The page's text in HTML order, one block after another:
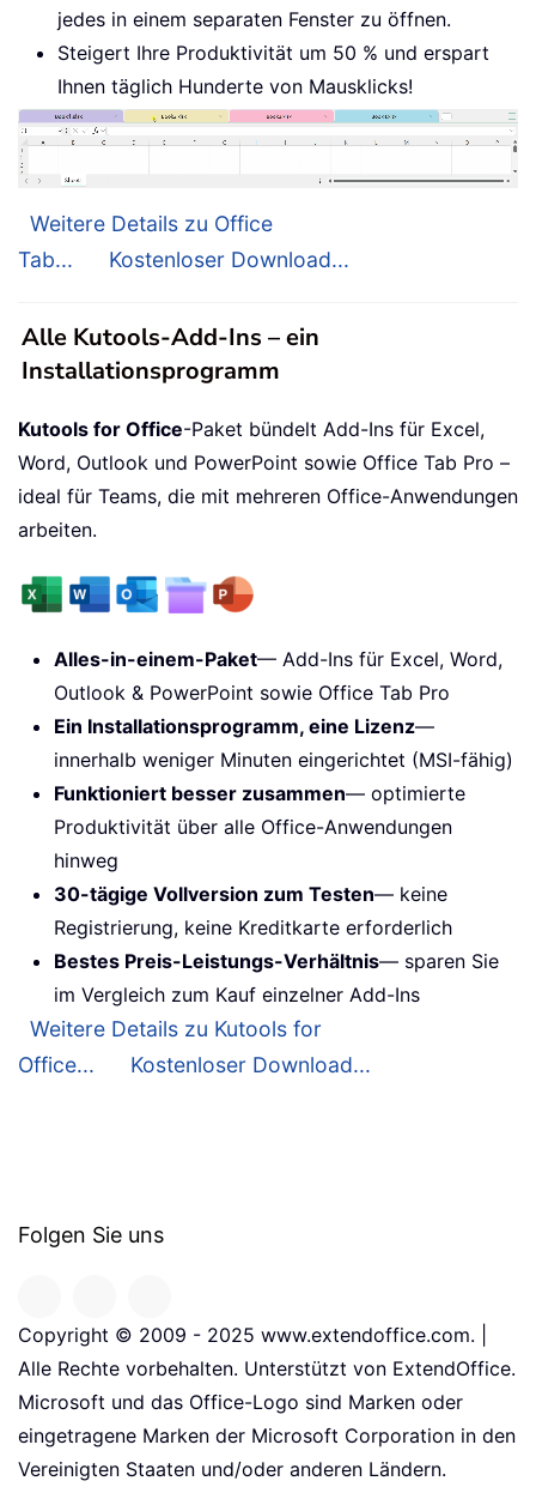
jedes in einem separaten Fenster zu öffnen.
Steigert Ihre Produktivität um 50 % und erspart
Ihnen täglich Hunderte von Mausklicks!
Weitere Details zu Office
Tab...
Kostenloser Download...
Alle Kutools-Add-Ins – ein
Installationsprogramm
Kutools for Office-Paket bündelt Add-Ins für Excel,
Word, Outlook und PowerPoint sowie Office Tab Pro –
ideal für Teams, die mit mehreren Office-Anwendungen
arbeiten.
Alles-in-einem-Paket— Add-Ins für Excel, Word,
Outlook & PowerPoint sowie Office Tab Pro
Ein Installationsprogramm, eine Lizenz—
innerhalb weniger Minuten eingerichtet (MSI-fähig)
Funktioniert besser zusammen— optimierte
Produktivität über alle Office-Anwendungen
hinweg
30-tägige Vollversion zum Testen— keine
Registrierung, keine Kreditkarte erforderlich
Bestes Preis-Leistungs-Verhältnis— sparen Sie
im Vergleich zum Kauf einzelner Add-Ins
Weitere Details zu Kutools for
Office...
Kostenloser Download...
Folgen Sie uns
Copyright © 2009 - 2025 www.extendoffice.com. |
Alle Rechte vorbehalten. Unterstützt von ExtendOffice.
Microsoft und das Office-Logo sind Marken oder
eingetragene Marken der Microsoft Corporation in den
Vereinigten Staaten und/oder anderen Ländern.